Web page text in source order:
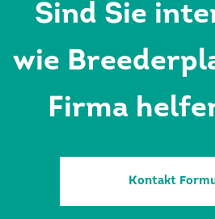
Sind Sie
wie
Firma
Kontakt